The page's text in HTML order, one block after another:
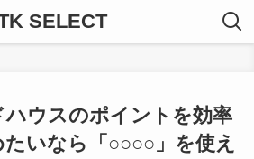
SELECT
ハウスのポイントを効率
いなら「○○○○」を使え